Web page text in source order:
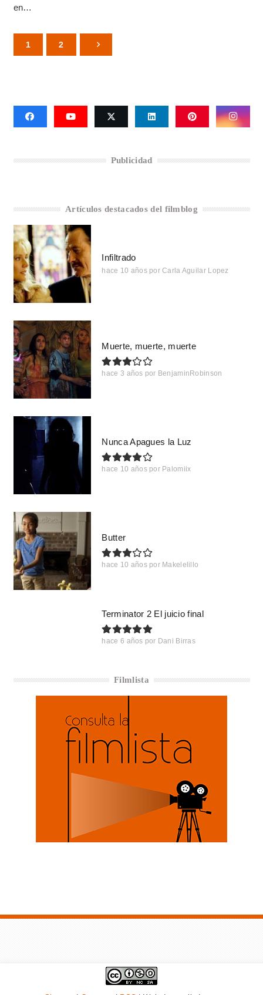
en…
1 2
Publicidad
Artículos destacados del filmblog
Infiltrado
hace 10 años por Carla Aguilar Lopez
Muerte, muerte, muerte
hace 3 años por BenjaminRobinson
Nunca Apagues la Luz
hace 10 años por Palomiix
Butter
hace 10 años por Makelelillo
Terminator 2 El juicio final
hace 6 años por Dani Birras
Filmlista